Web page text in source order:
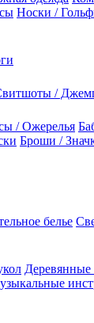
Носки /
/
/ Ожерелья
Броши /
белье